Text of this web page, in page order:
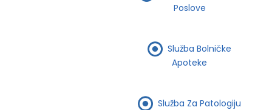
Poslove
Služba Bolničke
Apoteke
Služba Za Patologiju